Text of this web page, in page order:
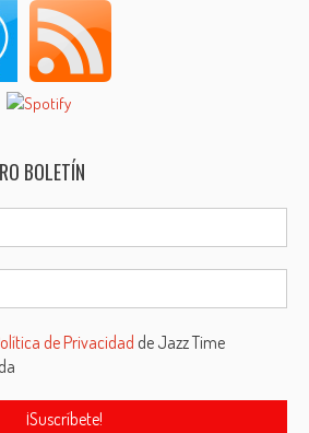
BOLETÍN
de Privacidad de Jazz Time